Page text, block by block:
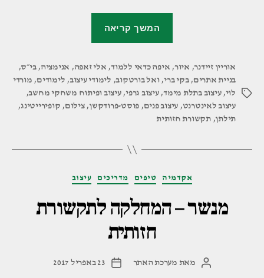
המשך קריאה
לתקשורת
חזותית"
תגיות
אוריין זיידנר, איור, איפה כדאי ללמוד, אלי זאפה, אנימציה,בי״ס,
בניית אתרים,בקי ברי, ואל בורטקוב, לימודי עיצוב, לימודים, מורדי
לוי,עיצוב בתלת מימד,עיצוב גרפי,עיצוב ופיתוח משחקי מחשב,
עיצוב לאינטרנט, עיצוב פנים, פוסט-פרודקשן,צילום, קופירייטינג,
תילתן,תקשורת חזותית
קטגוריות אקדמיה טיפים מדריכים עיצוב
מנשר – המחלקה לתקשורת
חזותית
המחבר
מאת מערכת האתר
תאריך
23 באפריל 2017